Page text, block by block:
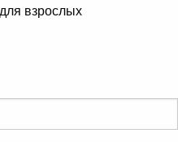
взрослых